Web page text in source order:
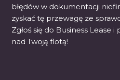
błędów w dokumentacji
zyskać tę przewagę ze
Zgłoś się do Business Lease
nad Twoją flotą!